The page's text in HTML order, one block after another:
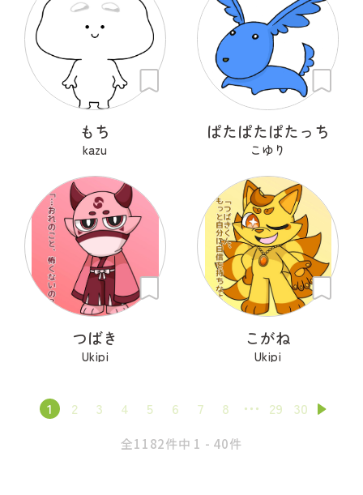
もち
kazu
ぱたぱたぱたっち
こゆり
つばき
Ukipi
こがね
Ukipi
1 2 3 4 5 6 7 8 29 30
全1182件中 1 - 40件